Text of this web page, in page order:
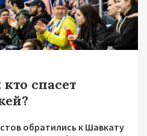
спасет
обратились к Шавкату